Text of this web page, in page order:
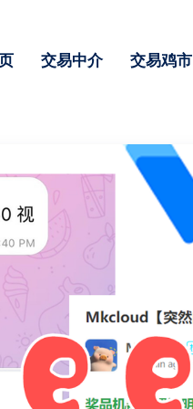
交易中介 交易鸡市